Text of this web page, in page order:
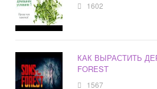
1602
КАК ВЫРАСТИТЬ
FOREST
1567